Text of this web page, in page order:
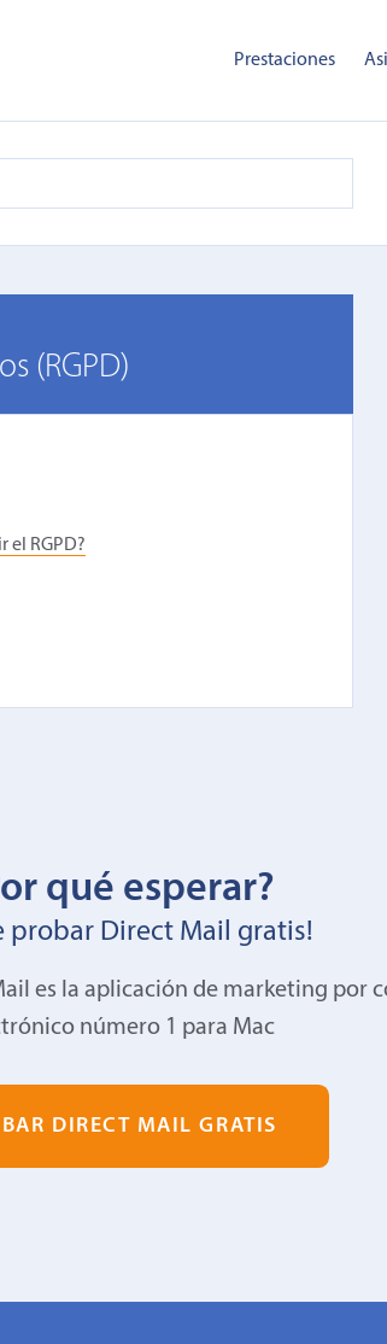
Prestaciones
(RGPD)
el RGPD?
qué esperar?
probar Direct Mail gratis!
es la aplicación de marketing por
número 1 para Mac
DIRECT MAIL GRATIS